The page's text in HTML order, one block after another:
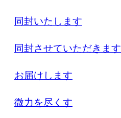
同封いたします
同封させていただきます
お届けします
微力を尽くす